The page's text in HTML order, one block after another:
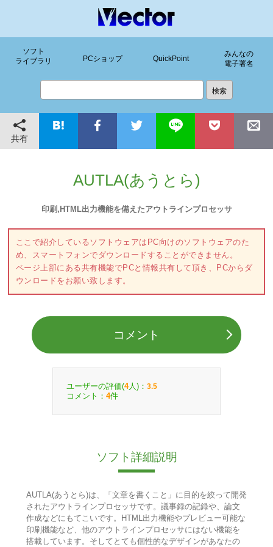
ソフト
ライブラリ
PCショップ QuickPoint
みんなの
電子署名
共有
AUTLA(あうとら)
印刷,HTML出力機能を備えたアウトラインプロセッサ
ここで紹介しているソフトウェアはPC向けのソフトウェアのた
め、スマートフォンでダウンロードすることができません。
ページ上部にある共有機能でPCと情報共有して頂き、PCからダ
ウンロードをお願い致します。
コメント
ユーザーの評価(4人)： 3.5
コメント： 4件
ソフト詳細説明
AUTLA(あうとら)は、「文章を書くこと」に目的を絞って開発
されたアウトラインプロセッサです。議事録の記録や、論文
作成などにもてこいです。HTML出力機能やプレビュー可能な
印刷機能など、他のアウトラインプロセッサにはない機能を
搭載しています。そしてとても個性的なデザインがあなたの